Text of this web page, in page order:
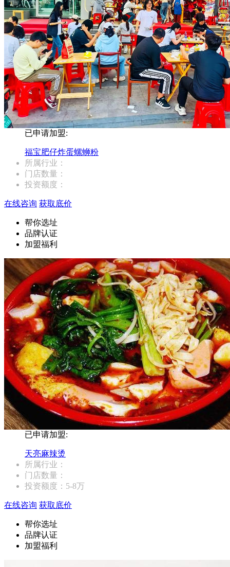
已申请加盟:
福宝肥仔炸蛋螺蛳粉
所属行业：
门店数量：
投资额度：
在线咨询 获取底价
帮你选址
品牌认证
加盟福利
已申请加盟:
天亮麻辣烫
所属行业：
门店数量：
投资额度： 5-8万
在线咨询 获取底价
帮你选址
品牌认证
加盟福利